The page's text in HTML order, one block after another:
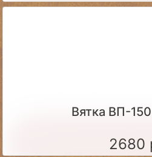
Вятка ВП-
2680